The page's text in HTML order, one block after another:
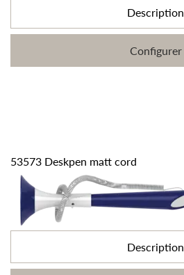
Description
Configurer
53573 Deskpen matt cord
Description